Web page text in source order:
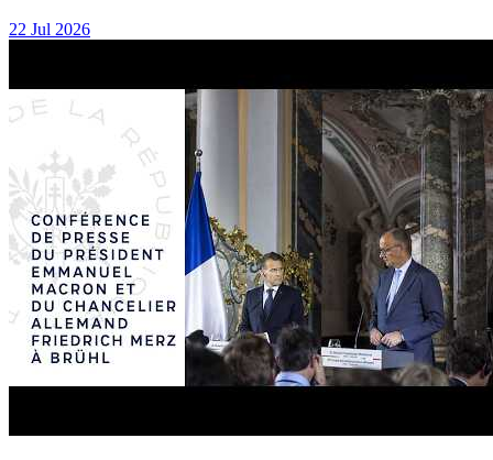
22 Jul 2026